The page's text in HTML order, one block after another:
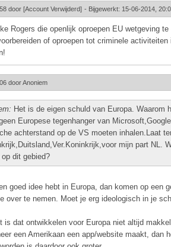
door [Account Verwijderd] - Bijgewerkt: 15-06-2014,
Rogers die openlijk oproepen EU wetgeving
of oproepen tot criminele
doorAnoniem
Het is de eigen schuld van Europa. Waarom
Europese tegenhanger van
achterstand op de VS moeten inhalen.Laat
mijn part NL.
dit gebied?
goed idee hebt in Europa, dan komen op een
over te nemen. Moet je erg ideologisch in je
is dat ontwikkelen voor Europa niet altijd
een Amerikaan een app/website maakt,